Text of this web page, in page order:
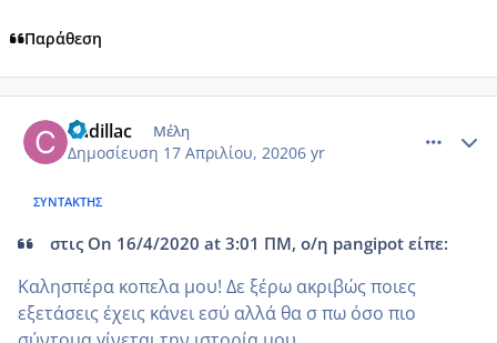
Παράθεση
Cadillac Μέλη
Δημοσίευση 17 Απριλίου, 20206 yr
ΣΥΝΤΆΚΤΗΣ
στις On 16/4/2020 at 3:01 ΠΜ, ο/η pangipot είπε:
Καλησπέρα κοπελα μου! Δε ξέρω ακριβώς ποιες
εξετάσεις έχεις κάνει εσύ αλλά θα σ πω όσο πιο